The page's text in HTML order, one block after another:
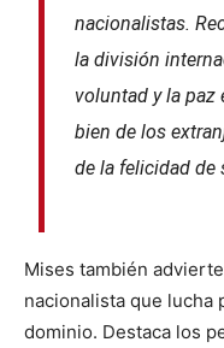
nacionalistas.
la división
voluntad y la paz
bien de los
de la felicidad de
Mises también
nacionalista que lucha
dominio. Destaca los